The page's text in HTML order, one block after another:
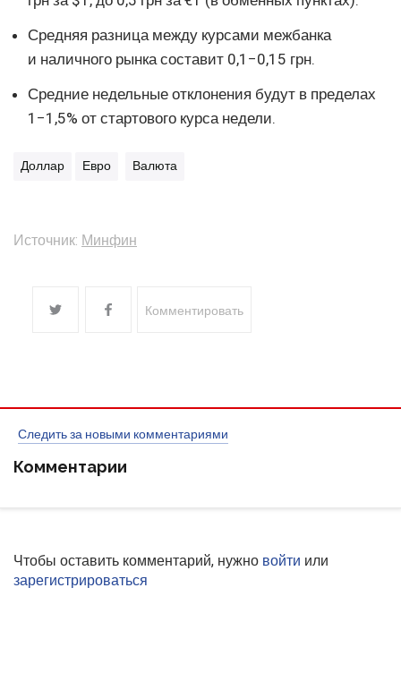
Средняя разница между курсами межбанка
и наличного рынка составит 0,1−0,15 грн.
Средние недельные отклонения будут в пределах
1−1,5% от стартового курса недели.
Доллар Евро Валюта
Источник: Минфин
Комментировать
Следить за новыми комментариями
Комментарии
Чтобы оставить комментарий, нужно войти или
зарегистрироваться